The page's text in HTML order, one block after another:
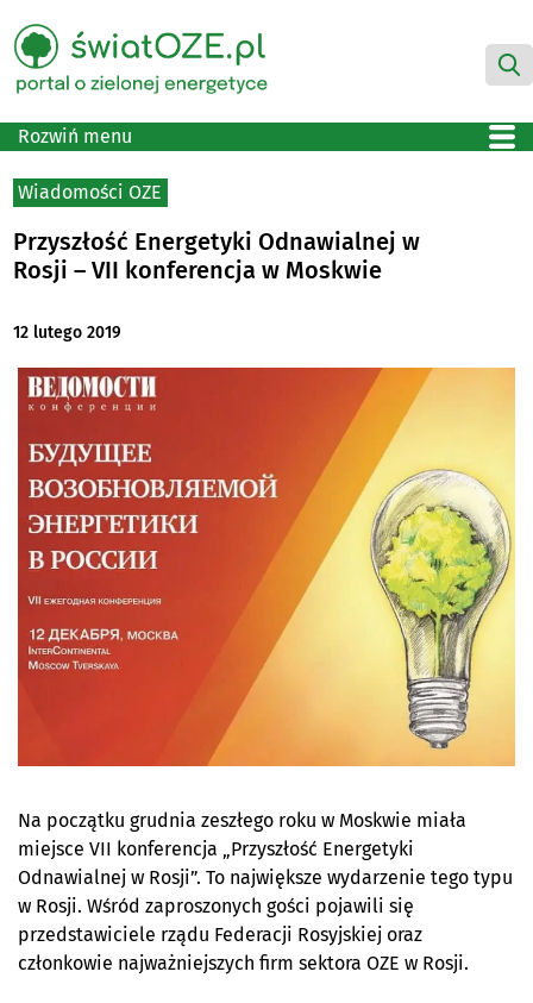
Rozwiń menu
Wiadomości OZE
Przyszłość Energetyki Odnawialnej w
Rosji – VII konferencja w Moskwie
12 lutego 2019
Na początku grudnia zeszłego roku w Moskwie miała
miejsce VII konferencja „Przyszłość Energetyki
Odnawialnej w Rosji”. To największe wydarzenie tego typu
w Rosji. Wśród zaproszonych gości pojawili się
przedstawiciele rządu Federacji Rosyjskiej oraz
członkowie najważniejszych firm sektora OZE w Rosji.